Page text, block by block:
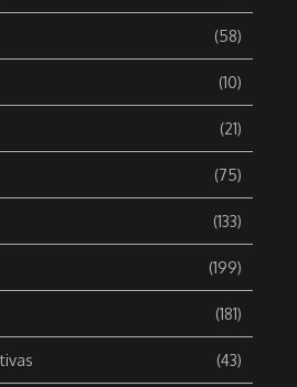
(58)
(10)
(21)
(75)
(133)
(199)
(181)
(43)